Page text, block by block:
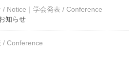
/ Notice
学会発表 / Conference
知らせ
/ Conference